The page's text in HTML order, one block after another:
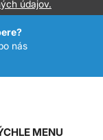
údajov.
nás
MENU